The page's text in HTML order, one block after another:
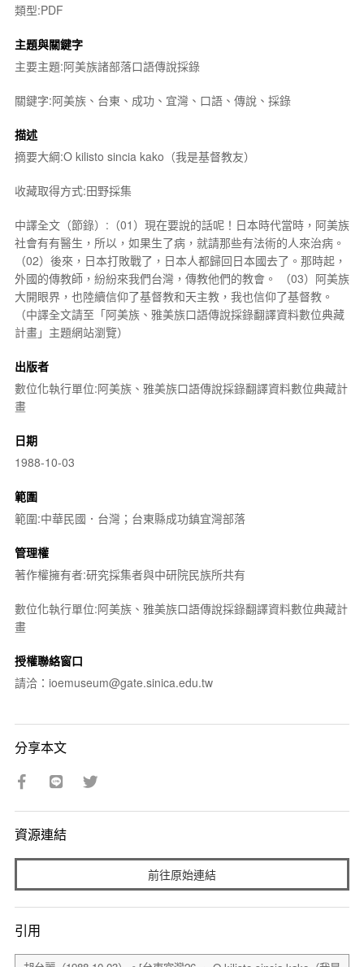
類型:PDF
主題與關鍵字
主要主題:阿美族諸部落口語傳說採錄
關鍵字:阿美族、台東、成功、宜灣、口語、傳說、採錄
描述
摘要大綱:O kilisto sincia kako（我是基督教友）
收藏取得方式:田野採集
中譯全文（節錄）:（01）現在要說的話呢！日本時代當時，阿美族
社會有有醫生，所以，如果生了病，就請那些有法術的人來治病。
（02）後來，日本打敗戰了，日本人都歸回日本國去了。那時起，
外國的傳教師，紛紛來我們台灣，傳教他們的教會。 （03）阿美族
大開眼界，也陸續信仰了基督教和天主教，我也信仰了基督教。
（中譯全文請至「阿美族、雅美族口語傳說採錄翻譯資料數位典藏
計畫」主題網站瀏覽）
出版者
數位化執行單位:阿美族、雅美族口語傳說採錄翻譯資料數位典藏計
畫
日期
1988-10-03
範圍
範圍:中華民國．台灣；台東縣成功鎮宜灣部落
管理權
著作權擁有者:研究採集者與中研院民族所共有
數位化執行單位:阿美族、雅美族口語傳說採錄翻譯資料數位典藏計
畫
授權聯絡窗口
請洽：ioemuseum@gate.sinica.edu.tw
分享本文
資源連結
前往原始連結
引用